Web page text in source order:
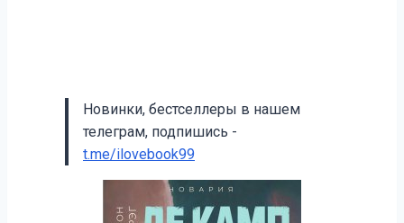
Новинки, бестселлеры в нашем
телеграм, подпишись -
t.me/ilovebook99